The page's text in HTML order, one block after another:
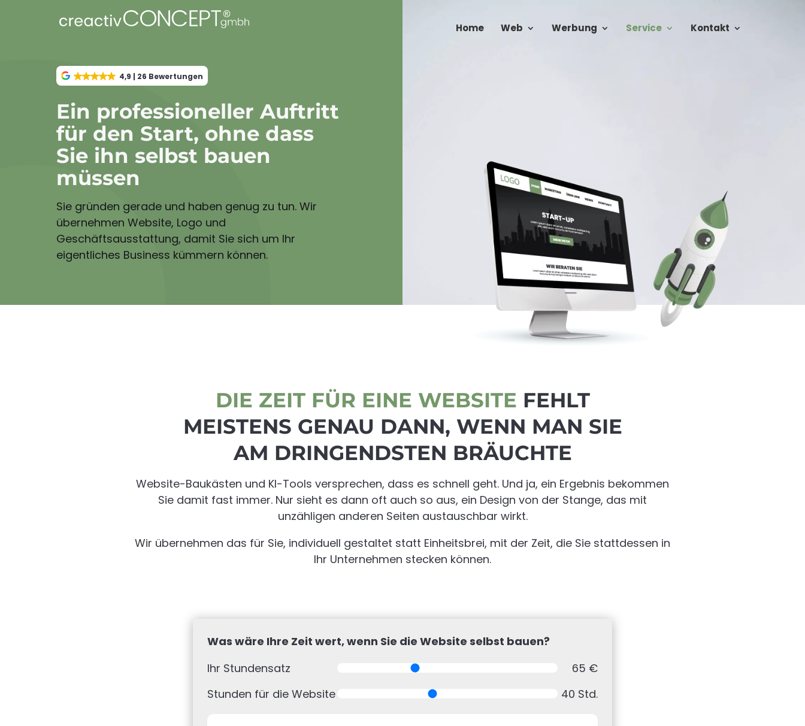
Home Web Werbung Service Kontakt
4,9 | 26 Bewertungen
Ein professioneller Auftritt
für den Start, ohne dass
Sie ihn selbst bauen
müssen
Sie gründen gerade und haben genug zu tun. Wir
übernehmen Website, Logo und
Geschäftsausstattung, damit Sie sich um Ihr
eigentliches Business kümmern können.
DIE ZEIT FÜR EINE WEBSITE FEHLT
MEISTENS GENAU DANN, WENN MAN SIE
AM DRINGENDSTEN BRÄUCHTE
Website-Baukästen und KI-Tools versprechen, dass es schnell geht. Und ja, ein Ergebnis bekommen
Sie damit fast immer. Nur sieht es dann oft auch so aus, ein Design von der Stange, das mit
unzähligen anderen Seiten austauschbar wirkt.
Wir übernehmen das für Sie, individuell gestaltet statt Einheitsbrei, mit der Zeit, die Sie stattdessen in
Ihr Unternehmen stecken können.
Was wäre Ihre Zeit wert, wenn Sie die Website selbst bauen?
Ihr Stundensatz
65 €
Stunden für die Website
40 Std.